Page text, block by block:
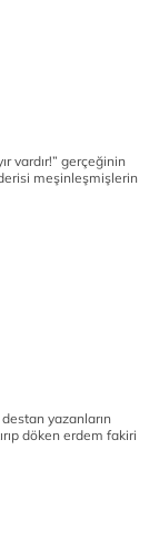
vardır!” gerçeğinin
meşinleşmişlerin
yazanların
döken erdem fakiri